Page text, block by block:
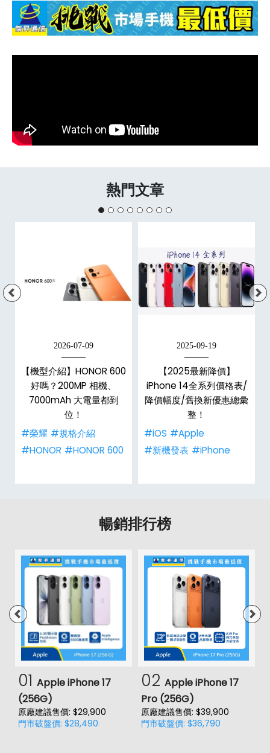
熱門文章
2026-07-09
【機型介紹】HONOR 600
好嗎？200MP 相機、
7000mAh 大電量都到
位！
#榮耀 #規格介紹
#HONOR #HONOR 600
2025-09-19
【2025最新降價】
iPhone 14全系列價格表/
降價幅度/舊換新優惠總彙
整！
#iOS #Apple
#新機發表 #iPhone
暢銷排行榜
01 Apple iPhone 17
(256G)
原廠建議售價: $29,900
門市破盤價: $28,490
02 Apple iPhone 17
Pro (256G)
原廠建議售價: $39,900
門市破盤價: $36,790